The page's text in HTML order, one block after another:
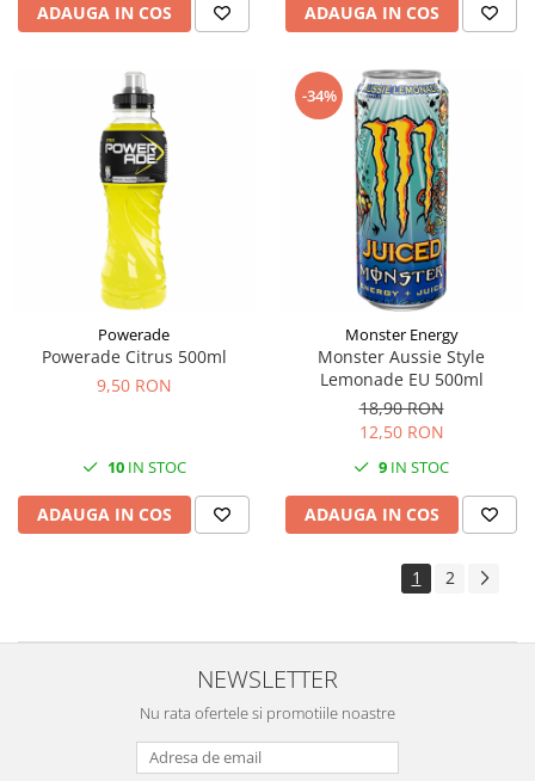
ADAUGA IN COS ADAUGA IN COS
Powerade
Powerade Citrus 500ml
9,50 RON
10IN STOC
ADAUGA IN COS
-34%
Monster Energy
Monster Aussie Style
Lemonade EU 500ml
18,90 RON
12,50 RON
9 IN STOC
ADAUGA IN COS
1 2
NEWSLETTER
Nu rata ofertele si promotiile noastre